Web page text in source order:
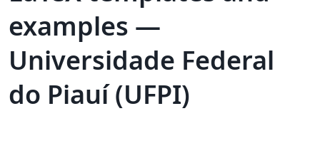
examples —
Universidade Federal
do Piauí (UFPI)